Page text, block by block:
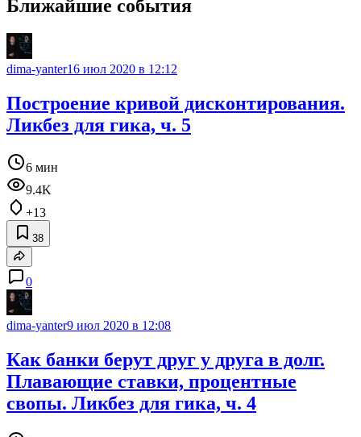
Ближайшие события
dima-yanter16 июл 2020 в 12:12
Построение кривой дисконтирования.
Ликбез для гика, ч. 5
6 мин
9.4K
+13
38
0
dima-yanter9 июл 2020 в 12:08
Как банки берут друг у друга в долг.
Плавающие ставки, процентные
свопы. Ликбез для гика, ч. 4